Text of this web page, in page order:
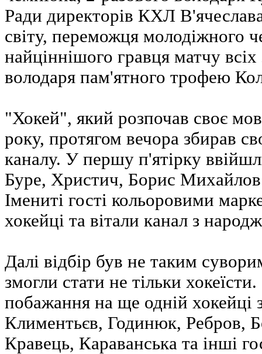
Ради директорів КХЛ
світу, переможця молодіжного
найціннішого гравця матчу
володаря пам'ятного трофею
"Хокей", який розпочав своє
року, протягом вечора збирав
каналу. У першу п'ятірку
Буре, Христич, Борис Михайлов
Імениті гості кольоровими
хокейці та вітали канал з
Далі відбір був не таким
змогли стати не тільки
побажання на ще одній
Климентьєв, Годинюк, Ребров,
Кравець, Караванська та інші